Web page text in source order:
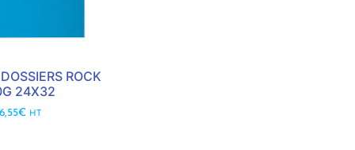
ROCK
24X32
€ HT